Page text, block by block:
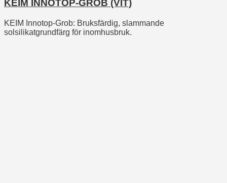
KEIM INNOTOP-GROB (VIT)
KEIM Innotop-Grob: Bruksfärdig, slammande
solsilikatgrundfärg för inomhusbruk.